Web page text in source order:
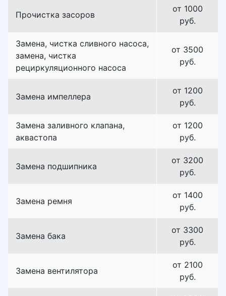
Прочистка засоров
от 1000
руб.
Замена, чистка сливного насоса,
замена, чистка
рециркуляционного насоса
от 3500
руб.
Замена импеллера
от 1200
руб.
Замена заливного клапана,
аквастопа
от 1200
руб.
Замена подшипника
от 3200
руб.
Замена ремня
от 1400
руб.
Замена бака
от 3300
руб.
Замена вентилятора
от 2100
руб.